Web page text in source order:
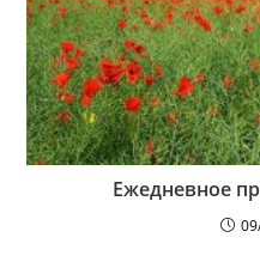
Ежедневное